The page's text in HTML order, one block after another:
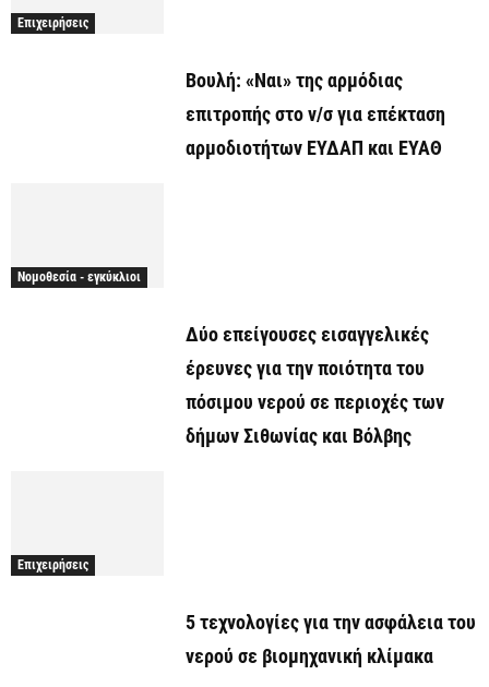
Επιχειρήσεις
Βουλή: «Ναι» της αρμόδιας
επιτροπής στο ν/σ για επέκταση
αρμοδιοτήτων ΕΥΔΑΠ και ΕΥΑΘ
Νομοθεσία - εγκύκλιοι
Δύο επείγουσες εισαγγελικές
έρευνες για την ποιότητα του
πόσιμου νερού σε περιοχές των
δήμων Σιθωνίας και Βόλβης
Επιχειρήσεις
5 τεχνολογίες για την ασφάλεια του
νερού σε βιομηχανική κλίμακα